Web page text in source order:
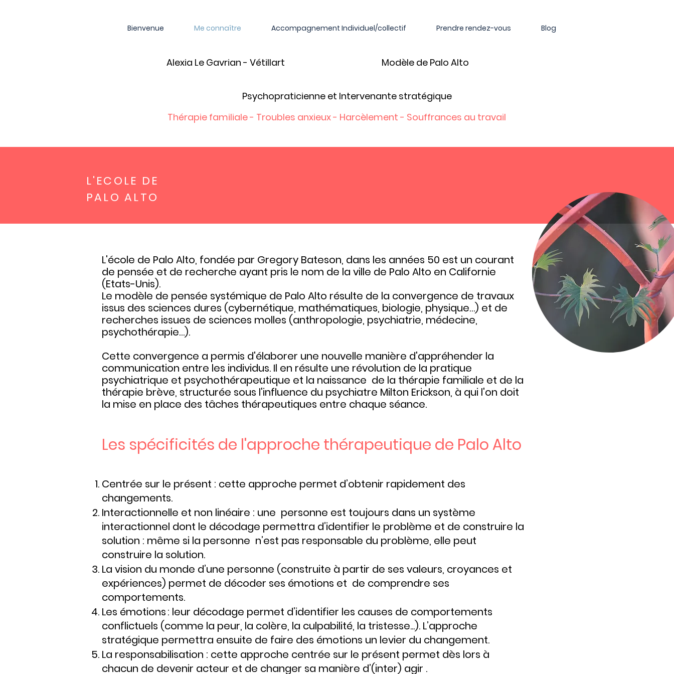
Bienvenue Me connaître Accompagnement Individuel/collectif Prendre rendez-vous Blog
Alexia Le Gavrian - Vétillart Modèle de Palo Alto
Thérapie familiale - Troubles anxieux - Harcèlement - Souffrances au travail
Psychopraticienne et Intervenante stratégique
L'ECOLE DE
PALO ALTO
L'école de Palo Alto, fondée par Gregory Bateson, dans les années 50 est un courant
de pensée et de recherche ayant pris le nom de la ville de Palo Alto en Californie
(Etats-Unis).
Le modèle de pensée systémique de Palo Alto résulte de la convergence de travaux
issus des sciences dures (cybernétique, mathématiques, biologie, physique…) et de
recherches issues de sciences molles (anthropologie, psychiatrie, médecine,
psychothérapie…).
Cette convergence a permis d'élaborer une nouvelle manière d'appréhender la
communication entre les individus. Il en résulte une révolution de la pratique
psychiatrique et psychothérapeutique et la naissance de la thérapie familiale et de la
thérapie brève, structurée sous l'influence du psychiatre Milton Erickson, à qui l'on doit
la mise en place des tâches thérapeutiques entre chaque séance.
Les spécificités de l'approche thérapeutique de Palo Alto
Centrée sur le présent : cette approche permet d’obtenir rapidement des
changements.
Interactionnelle et non linéaire : une personne est toujours dans un système
interactionnel dont le décodage permettra d’identifier le problème et de construire la
solution : même si la personne n’est pas responsable du problème, elle peut
construire la solution.
La vision du monde d’une personne (construite à partir de ses valeurs, croyances et
expériences) permet de décoder ses émotions et de comprendre ses
comportements.
Les émotions : leur décodage permet d’identifier les causes de comportements
conflictuels (comme la peur, la colère, la culpabilité, la tristesse...). L’approche
stratégique permettra ensuite de faire des émotions un levier du changement.
La responsabilisation : cette approche centrée sur le présent permet dès lors à
chacun de devenir acteur et de changer sa manière d’(inter) agir .